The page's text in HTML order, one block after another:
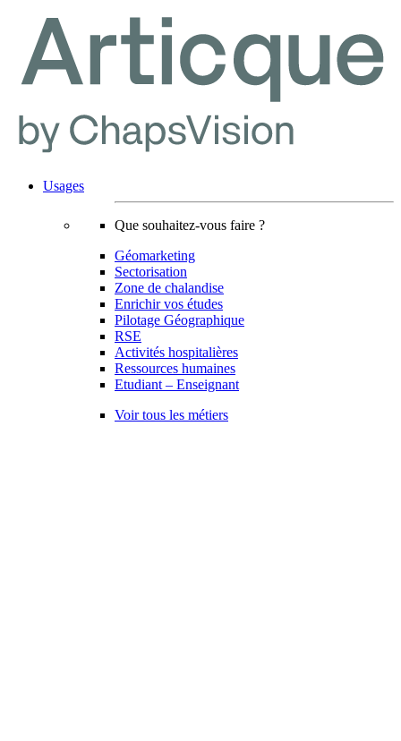
Usages
Que souhaitez-vous faire ?
Géomarketing
Sectorisation
Zone de chalandise
Enrichir vos études
Pilotage Géographique
RSE
Activités hospitalières
Ressources humaines
Etudiant – Enseignant
Voir tous les métiers